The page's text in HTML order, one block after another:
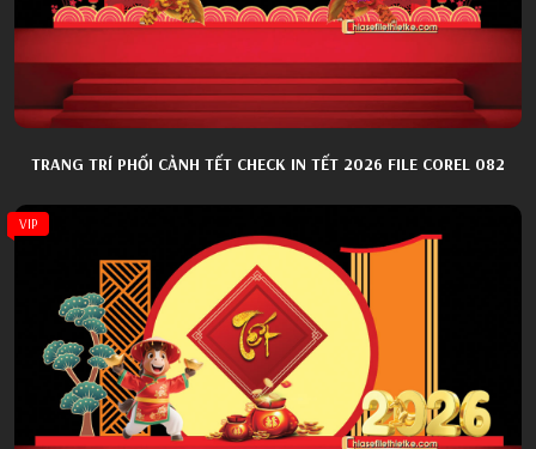
TRANG TRÍ PHỐI CẢNH TẾT CHECK IN TẾT 2026 FILE COREL 082
VIP